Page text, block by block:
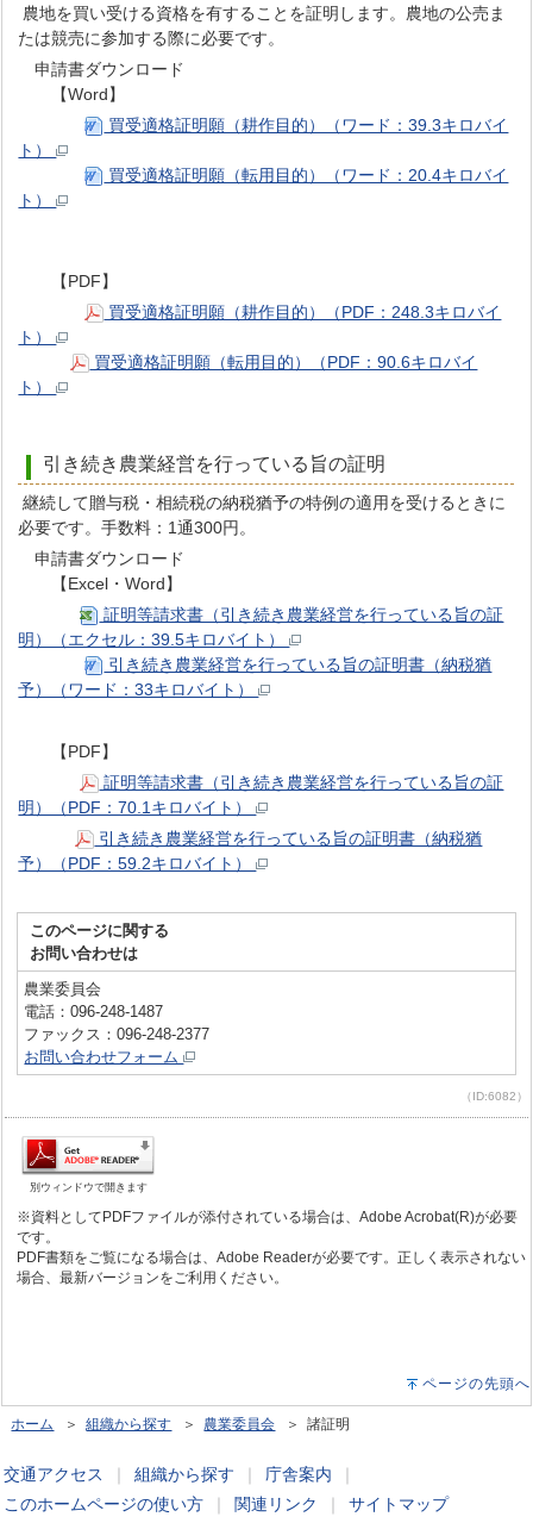
農地を買い受ける資格を有することを証明します。農地の公売ま
たは競売に参加する際に必要です。
申請書ダウンロード
【Word】
買受適格証明願（耕作目的）（ワード：39.3キロバイ
ト）
買受適格証明願（転用目的）（ワード：20.4キロバイ
ト）
【PDF】
買受適格証明願（耕作目的）（PDF：248.3キロバイ
ト）
買受適格証明願（転用目的）（PDF：90.6キロバイ
ト）
引き続き農業経営を行っている旨の証明
継続して贈与税・相続税の納税猶予の特例の適用を受けるときに
必要です。手数料：1通300円。
申請書ダウンロード
【Excel・Word】
証明等請求書（引き続き農業経営を行っている旨の証
明）（エクセル：39.5キロバイト）
引き続き農業経営を行っている旨の証明書（納税猶
予）（ワード：33キロバイト）
【PDF】
証明等請求書（引き続き農業経営を行っている旨の証
明）（PDF：70.1キロバイト）
引き続き農業経営を行っている旨の証明書（納税猶
予）（PDF：59.2キロバイト）
このページに関する
お問い合わせは
農業委員会
電話：096-248-1487
ファックス：096-248-2377
お問い合わせフォーム
（ID:6082）
別ウィンドウで開きます
※資料としてPDFファイルが添付されている場合は、Adobe Acrobat(R)が必要
です。
PDF書類をご覧になる場合は、Adobe Readerが必要です。正しく表示されない
場合、最新バージョンをご利用ください。
ページの先頭へ
ホーム ＞組織から探す ＞ 農業委員会 ＞ 諸証明
交通アクセス 組織から探す 庁舎案内
このホームページの使い方
関連リンク サイトマップ